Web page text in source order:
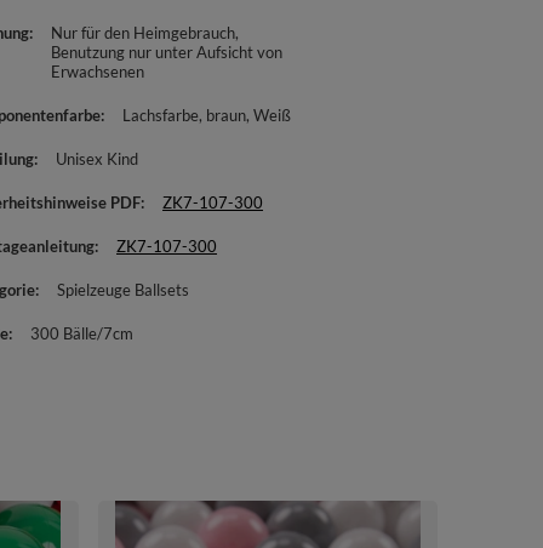
Nur für den Heimgebrauch
Benutzung nur unter Aufsicht von
Erwachsenen
Lachsfarbe braun Weiß
Unisex Kind
PDF ZK7-107-300
ZK7-107-300
Spielzeuge Ballsets
300 Bälle/7cm